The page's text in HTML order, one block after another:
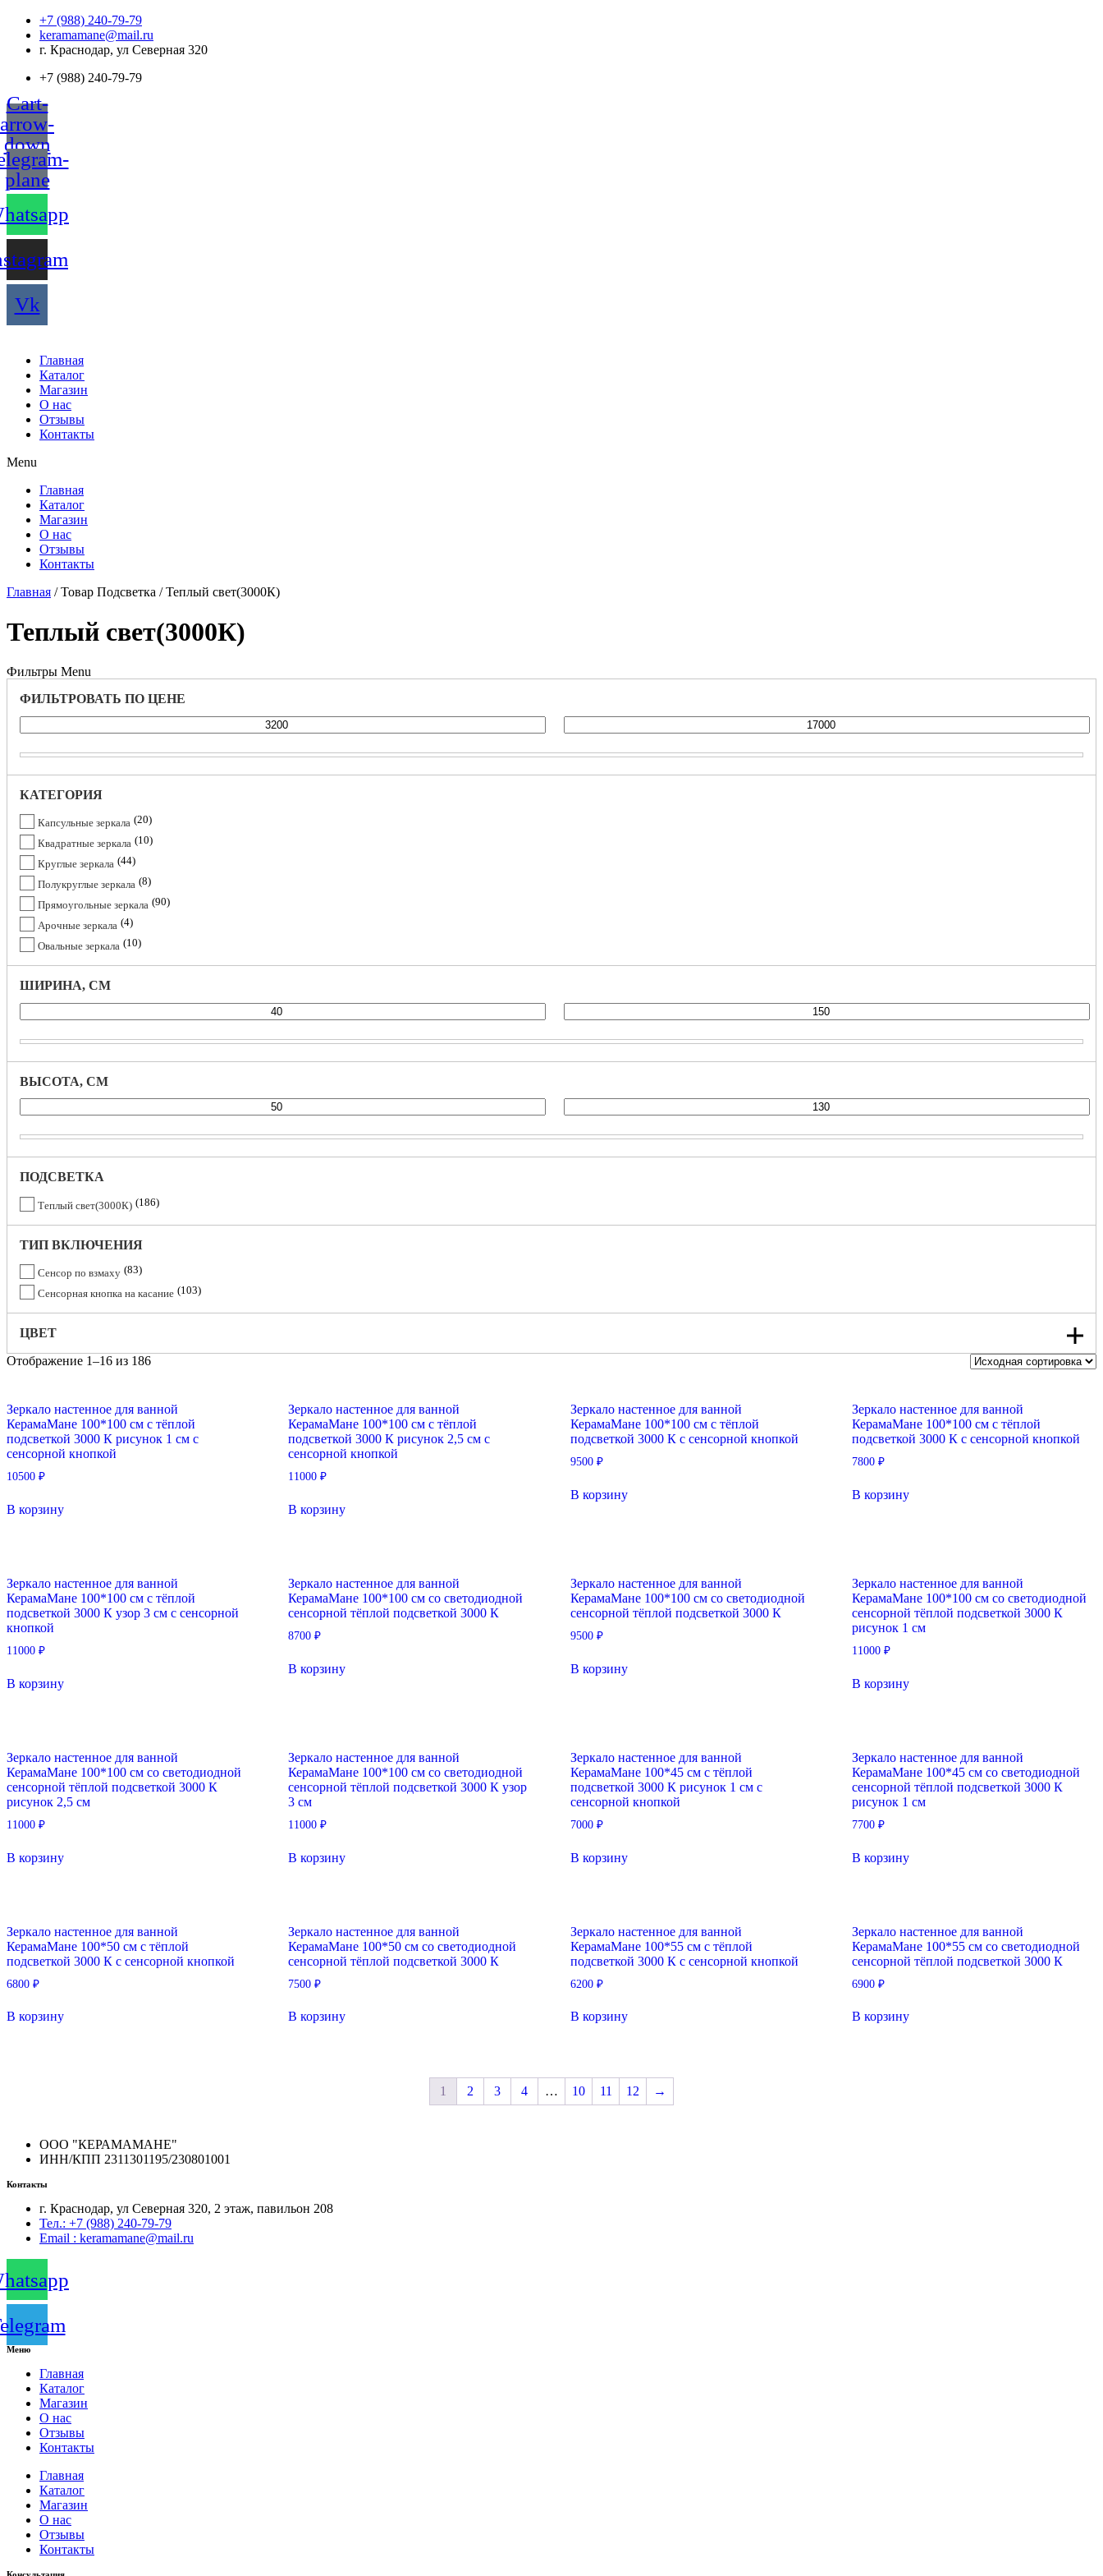
Перейти
содержимому
+7 (988) 240-79-79
keramamane@mail.ru
г. Краснодар, ул Северная 320
+7 (988) 240-79-79
Cart-
arrow-
down
plane
Vk
Главная
Каталог
Магазин
О нас
Отзывы
Контакты
Menu
Главная
Каталог
Магазин
О нас
Отзывы
Контакты
Главная / Товар Подсветка / Теплый свет(3000К)
Теплый свет(3000К)
Фильтры Menu
ФИЛЬТРОВАТЬ ПО ЦЕНЕ
КАТЕГОРИЯ
Капсульные зеркала 20
Квадратные зеркала 10
Круглые зеркала 44
Полукруглые зеркала 8
Прямоугольные зеркала 90
Арочные зеркала 4
Овальные зеркала 10
ШИРИНА, СМ
ВЫСОТА, СМ
ПОДСВЕТКА
Теплый свет(3000К) 186
ТИП ВКЛЮЧЕНИЯ
Сенсор по взмаху 83
Сенсорная кнопка на касание 103
ЦВЕТ
Отображение 1–16 из 186
Зеркало настенное для ванной
КерамаМане 100*100 см с тёплой
подсветкой 3000 К рисунок 1 см с
сенсорной кнопкой
10500 ₽
В корзину
Зеркало настенное для ванной
КерамаМане 100*100 см с тёплой
подсветкой 3000 К рисунок 2,5 см с
сенсорной кнопкой
11000₽
В корзину
Зеркало настенное для ванной
КерамаМане 100*100 см с тёплой
подсветкой 3000 К с сенсорной кнопкой
9500 ₽
В корзину
Зеркало настенное для ванной
КерамаМане 100*100 см с тёплой
подсветкой 3000 К с сенсорной кнопкой
7800 ₽
В корзину
Зеркало настенное для ванной
КерамаМане 100*100 см с тёплой
подсветкой 3000 К узор 3 см с сенсорной
кнопкой
11000 ₽
В корзину
Зеркало настенное для ванной
КерамаМане 100*100 см со светодиодной
сенсорной тёплой подсветкой 3000 К
8700₽
В корзину
Зеркало настенное для ванной
КерамаМане 100*100 см со светодиодной
сенсорной тёплой подсветкой 3000 К
9500 ₽
В корзину
Зеркало настенное для ванной
КерамаМане 100*100 см со светодиодной
сенсорной тёплой подсветкой 3000 К
рисунок 1 см
11000 ₽
В корзину
Зеркало настенное для ванной
КерамаМане 100*100 см со светодиодной
сенсорной тёплой подсветкой 3000 К
рисунок 2,5 см
11000 ₽
В корзину
Зеркало настенное для ванной
КерамаМане 100*100 см со светодиодной
сенсорной тёплой подсветкой 3000 К узор
3 см
11000₽
В корзину
Зеркало настенное для ванной
КерамаМане 100*45 см с тёплой
подсветкой 3000 К рисунок 1 см с
сенсорной кнопкой
7000 ₽
В корзину
Зеркало настенное для ванной
КерамаМане 100*45 см со светодиодной
сенсорной тёплой подсветкой 3000 К
рисунок 1 см
7700 ₽
В корзину
Зеркало настенное для ванной
КерамаМане 100*50 см с тёплой
подсветкой 3000 К с сенсорной кнопкой
6800 ₽
В корзину
Зеркало настенное для ванной
КерамаМане 100*50 см со светодиодной
сенсорной тёплой подсветкой 3000 К
7500₽
В корзину
Зеркало настенное для ванной
КерамаМане 100*55 см с тёплой
подсветкой 3000 К с сенсорной кнопкой
6200 ₽
В корзину
Зеркало настенное для ванной
КерамаМане 100*55 см со светодиодной
сенсорной тёплой подсветкой 3000 К
6900 ₽
В корзину
1 2 3 4 … 10 11 12 →
ООО "КЕРАМАМАНЕ"
ИНН/КПП 2311301195/230801001
Контакты
г. Краснодар, ул Северная 320, 2 этаж, павильон 208
Тел.: +7 (988) 240-79-79
Email : keramamane@mail.ru
Меню
Главная
Каталог
Магазин
О нас
Отзывы
Контакты
Главная
Каталог
Магазин
О нас
Отзывы
Контакты